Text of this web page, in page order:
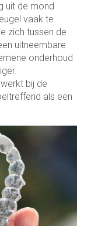
uit de mond
vaak te
zich tussen de
uitneembare
onderhoud
bij de
als een